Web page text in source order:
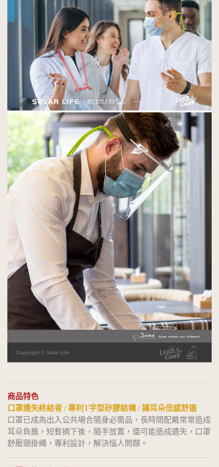
商品特色
口罩遺失終結者 / 專利T字型矽膠結構 / 讓耳朵倍感舒適
口罩已成為出入公共場合隨身必需品，長時間配戴常常造成
耳朵負擔，短暫摘下後，隨手放置，還可能造成遺失，口罩
舒壓頸掛繩，專利設計，解決惱人問題。